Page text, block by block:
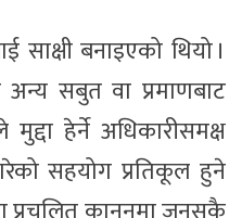
बनाइएको थियो ।
सबुत वा प्रमाणबाट
हेर्ने अधिकारीसमक्ष
सहयोग प्रतिकूल हुने